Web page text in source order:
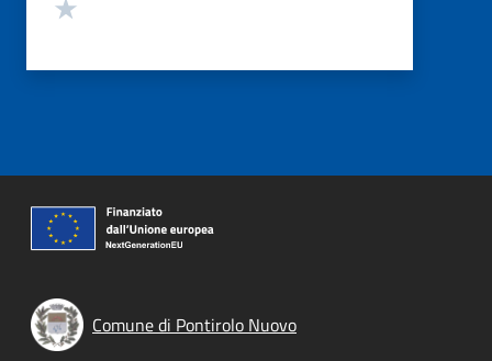
Comune di Pontirolo Nuovo